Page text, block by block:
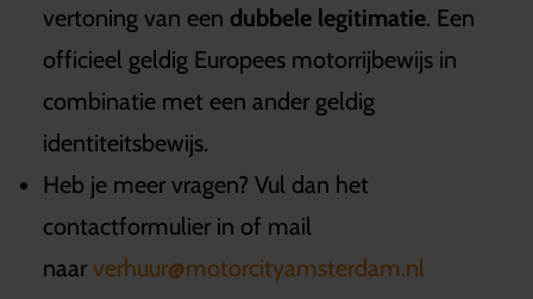
vertoning van een dubbele legitimatie. Een
officieel geldig Europees motorrijbewijs in
combinatie met een ander geldig
identiteitsbewijs.
Heb je meer vragen? Vul dan het
contactformulier in of mail
naar verhuur@motorcityamsterdam.nl